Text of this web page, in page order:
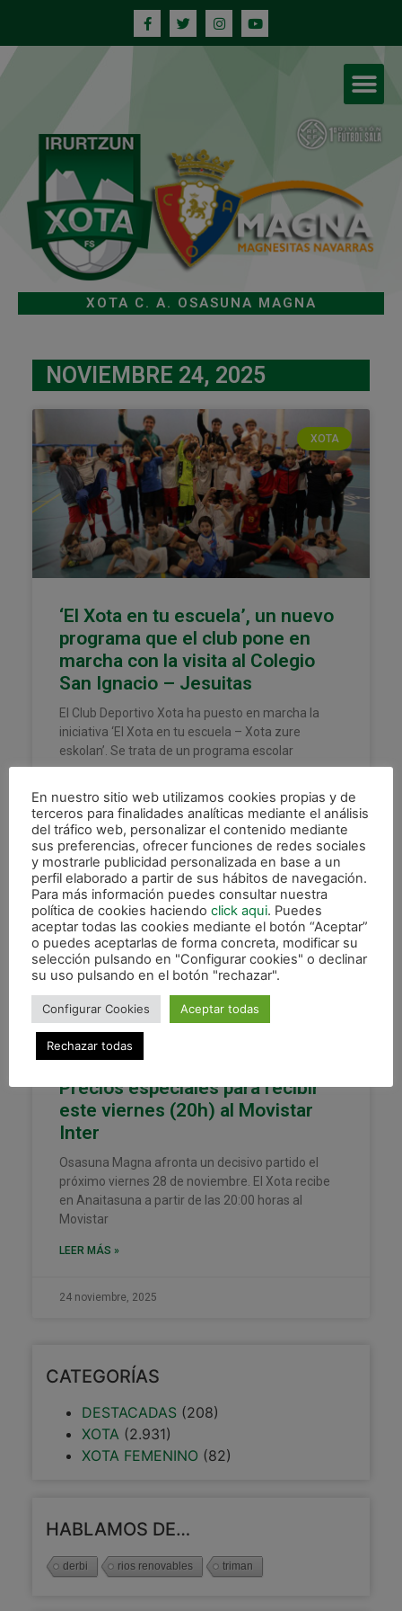
XOTA C. A. OSASUNA MAGNA
NOVIEMBRE 24, 2025
XOTA
‘El Xota en tu escuela’, un nuevo
programa que el club pone en
marcha con la visita al Colegio
San Ignacio – Jesuitas
El Club Deportivo Xota ha puesto en marcha la
iniciativa ‘El Xota en tu escuela – Xota zure
eskolan’. Se trata de un programa escolar
24 noviembre, 2025
XOTA
Precios especiales para recibir
este viernes (20h) al Movistar
Inter
Osasuna Magna afronta un decisivo partido el
próximo viernes 28 de noviembre. El Xota recibe
en Anaitasuna a partir de las 20:00 horas al
Movistar
LEER MÁS »
24 noviembre, 2025
CATEGORÍAS
DESTACADAS (208)
XOTA(2.931)
XOTA FEMENINO (82)
HABLAMOS DE…
derbi rios renovables triman
En nuestro sitio web utilizamos cookies propias y de
terceros para finalidades analíticas mediante el análisis
del tráfico web, personalizar el contenido mediante
sus preferencias, ofrecer funciones de redes sociales
y mostrarle publicidad personalizada en base a un
perfil elaborado a partir de sus hábitos de navegación.
Para más información puedes consultar nuestra
política de cookies haciendo click aqui. Puedes
aceptar todas las cookies mediante el botón “Aceptar”
o puedes aceptarlas de forma concreta, modificar su
selección pulsando en "Configurar cookies" o declinar
su uso pulsando en el botón "rechazar".
Configurar Cookies Aceptar todas
Rechazar todas